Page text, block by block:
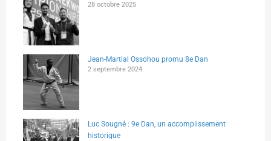
28 octobre 2025
Jean-Martial Ossohou promu 8e Dan
2 septembre 2024
Luc Sougné : 9e Dan, un accomplissement
historique